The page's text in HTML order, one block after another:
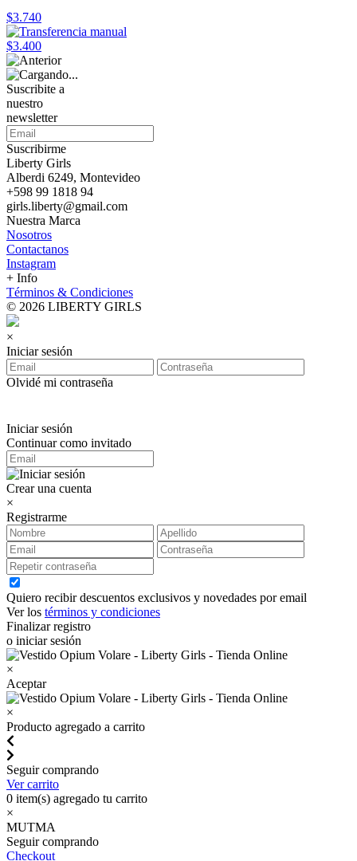
$3.740
$3.400
Suscribite a
nuestro
newsletter
Suscribirme
Liberty Girls
Alberdi 6249, Montevideo
+598 99 1818 94
girls.liberty@gmail.com
Nuestra Marca
Nosotros
Contactanos
Instagram
+ Info
Términos & Condiciones
© 2026 LIBERTY GIRLS
×
Iniciar sesión
Olvidé mi contraseña
Iniciar sesión
Continuar como invitado
Crear una cuenta
×
Registrarme
Quiero recibir descuentos exclusivos y novedades por email
Ver los términos y condiciones
Finalizar registro
o iniciar sesión
×
Aceptar
×
Producto agregado a carrito
Seguir comprando
Ver carrito
0 item(s) agregado tu carrito
×
MUTMA
Seguir comprando
Checkout